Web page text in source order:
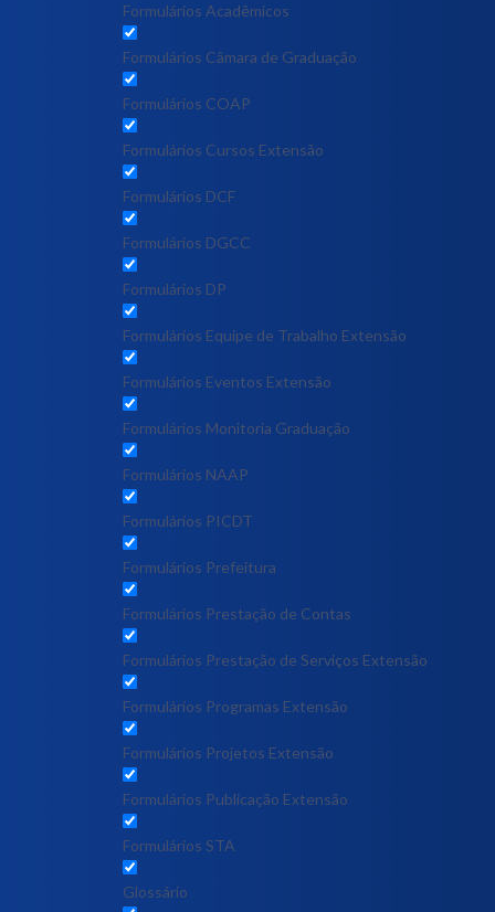
Formulários Acadêmicos
Formulários Câmara de Graduação
Formulários COAP
Formulários Cursos Extensão
Formulários DCF
Formulários DGCC
Formulários DP
Formulários Equipe de Trabalho Extensão
Formulários Eventos Extensão
Formulários Monitoria Graduação
Formulários NAAP
Formulários PICDT
Formulários Prefeitura
Formulários Prestação de Contas
Formulários Prestação de Serviços Extensão
Formulários Programas Extensão
Formulários Projetos Extensão
Formulários Publicação Extensão
Formulários STA
Glossário